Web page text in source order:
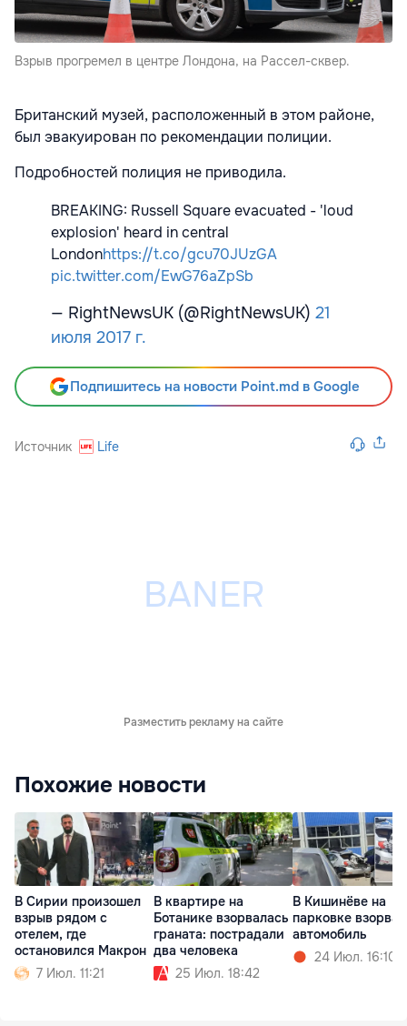
Взрыв прогремел в центре Лондона, на Рассел-сквер.
Британский музей, расположенный в этом районе,
был эвакуирован по рекомендации полиции.
Подробностей полиция не приводила.
BREAKING: Russell Square evacuated - 'loud
explosion' heard in central
Londonhttps://t.co/gcu70JUzGA
pic.twitter.com/EwG76aZpSb
— RightNewsUK (@RightNewsUK) 21
июля 2017 г.
Подпишитесь на новости Point.md в Google
Источник Life
Разместить рекламу на сайте
Похожие новости
В Сирии произошел
взрыв рядом с
отелем, где
остановился Макрон
7 Июл. 11:21
В квартире на
Ботанике взорвалась
граната: пострадали
два человека
25 Июл. 18:42
В Кишинёве на
парковке
автомобиль
24 Июл. 16:10